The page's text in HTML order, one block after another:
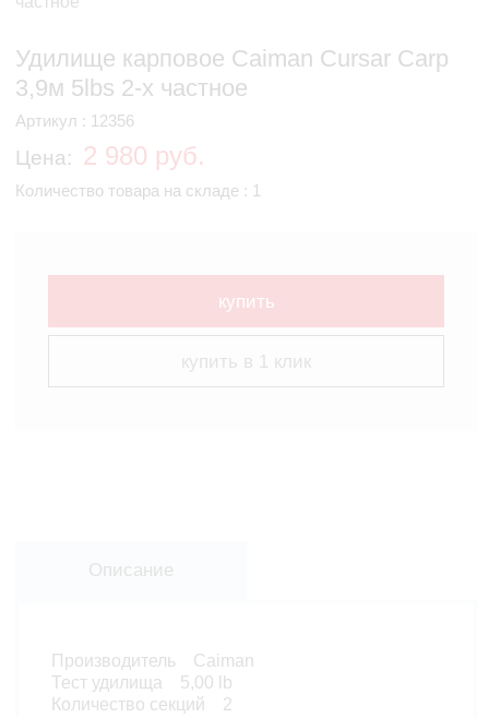
Удилище карповое Caiman Cursar Carp
3,9м 5lbs 2-х частное
Артикул : 12356
Цена: 2 980 руб.
Количество товара на складе : 1
купить
купить в 1 клик
Описание
Производитель Caiman
Тест удилища 5,00 lb
Количество секций 2